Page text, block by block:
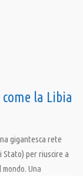
la Libia
gigantesca rete
Stato) per riuscire a
Una